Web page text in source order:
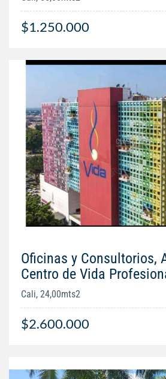
$1.250.000
Oficinas y Consultorios,
Centro de Vida
Cali, 24,00mts2
$2.600.000